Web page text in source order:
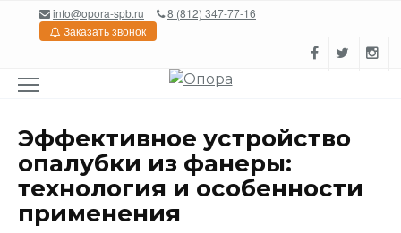
Перейтиinfo@opora-spb.ru
8 (812) 347-77-16
Заказать звонок
Эффективное устройство
опалубки из фанеры:
технология и особенности
применения